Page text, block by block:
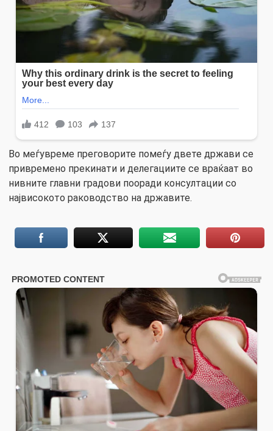
Во меѓувреме преговорите помеѓу двете држави се
привремено прекинати и делегациите се враќаат во
нивните главни градови пооради консултации со
највисокото раководство на државите.